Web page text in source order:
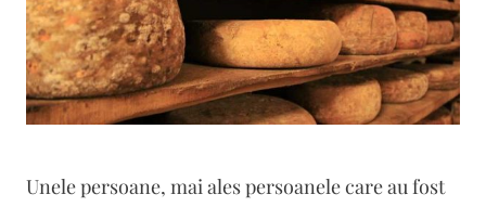
Unele persoane, mai ales persoanele care au fost